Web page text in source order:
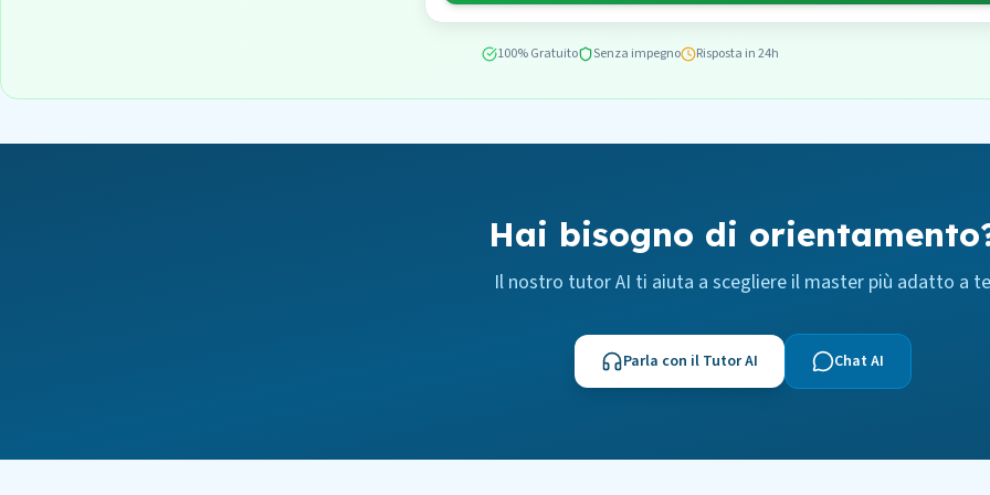
100% Gratuito Senza impegno Risposta in 24h
Hai bisogno di
Il nostro tutor AI ti aiuta a scegliere il master più adatto a te
Parla con il Tutor AI Chat AI